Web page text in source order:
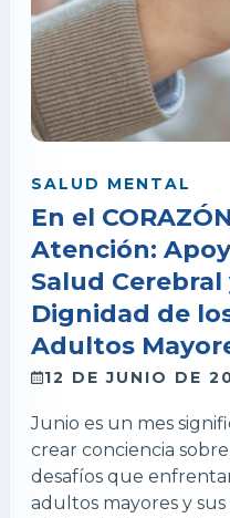
SALUD MENTAL
En el
Atención:
Salud Cerebral
Dignidad de
Adultos
12 DE JUNIO DE
Junio es un mes
crear conciencia
desafíos que
adultos mayores y sus